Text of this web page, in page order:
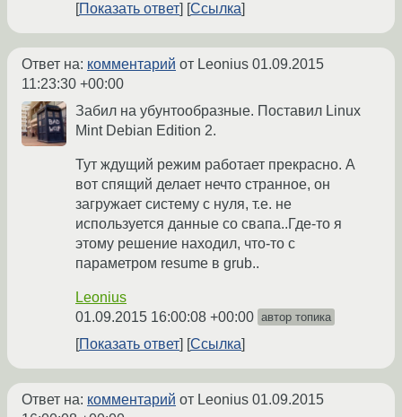
Показать ответ Ссылка
Ответ на: комментарий от Leonius 01.09.2015
11:23:30 +00:00
Забил на убунтообразные. Поставил Linux
Mint Debian Edition 2.
Тут ждущий режим работает прекрасно. А
вот спящий делает нечто странное, он
загружает систему с нуля, т.е. не
используется данные со свапа..Где-то я
этому решение находил, что-то с
параметром resume в grub..
Leonius
01.09.2015 16:00:08 +00:00 автор топика
Показать ответ Ссылка
Ответ на: комментарий от Leonius 01.09.2015